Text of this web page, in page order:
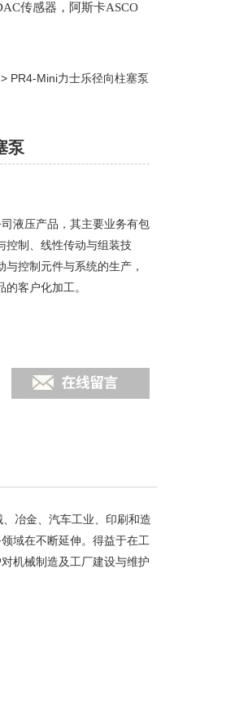
传感器，阿斯卡ASCO
> PR4-Mini力士乐径向柱塞泵
泵
液压产品，其主要业务有包
控制、线性传动与组装技
控制元件与系统的生产，
客户化加工。
冶金、汽车工业、印刷和造
域在不断延伸。得益于在工
机械制造及工厂建设与维护